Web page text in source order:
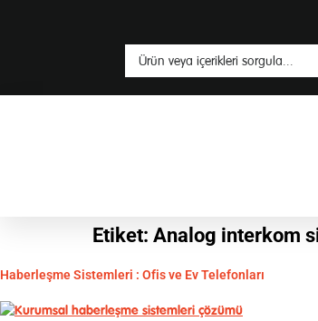
Etiket: Analog interkom
Haberleşme Sistemleri : Ofis ve Ev Telefonları